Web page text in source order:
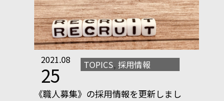
2021.08
25 TOPICS,採用情報
《職人募集》の採用情報を更新しまし